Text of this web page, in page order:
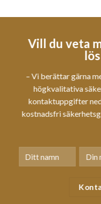
Vill du veta
– Vi berättar gärna
högkvalitativa
kontaktuppgifter
kostnadsfri